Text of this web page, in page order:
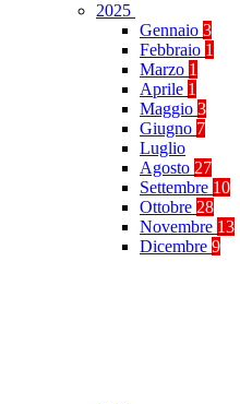
2025
Gennaio 3
Febbraio 1
Marzo 1
Aprile 1
Maggio 3
Giugno 7
Luglio
Agosto 27
Settembre 10
Ottobre 28
Novembre 13
Dicembre 9